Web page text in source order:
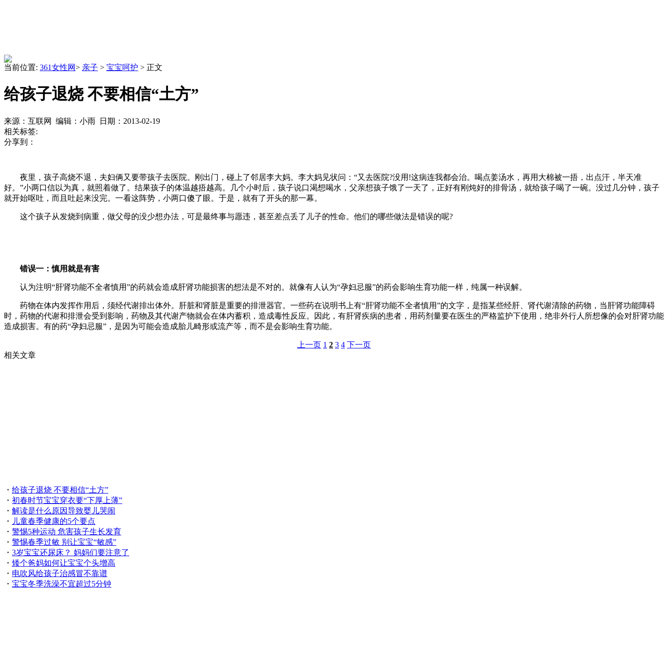
当前位置: 361女性网> 亲子 > 宝宝呵护 > 正文
给孩子退烧 不要相信“土方”
来源：互联网 编辑：小雨 日期：2013-02-19
相关标签:
分享到：
夜里，孩子高烧不退，夫妇俩又要带孩子去医院。刚出门，碰上了邻居李大妈。李大妈见状问：“又去医院?没用!这病连我都会治。喝点姜汤水，再用大棉被一捂，出点汗，半天准
好。”小两口信以为真，就照着做了。结果孩子的体温越捂越高。几个小时后，孩子说口渴想喝水，父亲想孩子饿了一天了，正好有刚炖好的排骨汤，就给孩子喝了一碗。没过几分钟，孩子
就开始呕吐，而且吐起来没完。一看这阵势，小两口傻了眼。于是，就有了开头的那一幕。
这个孩子从发烧到病重，做父母的没少想办法，可是最终事与愿违，甚至差点丢了儿子的性命。他们的哪些做法是错误的呢?
错误一：慎用就是有害
认为注明“肝肾功能不全者慎用”的药就会造成肝肾功能损害的想法是不对的。就像有人认为“孕妇忌服”的药会影响生育功能一样，纯属一种误解。
药物在体内发挥作用后，须经代谢排出体外。肝脏和肾脏是重要的排泄器官。一些药在说明书上有“肝肾功能不全者慎用”的文字，是指某些经肝、肾代谢清除的药物，当肝肾功能障碍
时，药物的代谢和排泄会受到影响，药物及其代谢产物就会在体内蓄积，造成毒性反应。因此，有肝肾疾病的患者，用药剂量要在医生的严格监护下使用，绝非外行人所想像的会对肝肾功能
造成损害。有的药“孕妇忌服”，是因为可能会造成胎儿畸形或流产等，而不是会影响生育功能。
上一页 1 2 3 4 下一页
相关文章
・ 给孩子退烧 不要相信“土方”
・ 初春时节宝宝穿衣要“下厚上薄”
・ 解读是什么原因导致婴儿哭闹
・ 儿童春季健康的5个要点
・ 警惕5种运动 危害孩子生长发育
・ 警惕春季过敏 别让宝宝“敏感”
・ 3岁宝宝还尿床？ 妈妈们要注意了
・ 矮个爸妈如何让宝宝个头增高
・ 电吹风给孩子治感冒不靠谱
・ 宝宝冬季洗澡不宜超过5分钟